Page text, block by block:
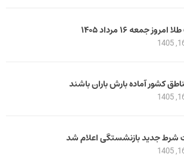
جمعه ۱۶ مرداد ۱۴۰۵
کشور آماده بارش باران باشند
شرط جدید بازنشستگی اعلام شد